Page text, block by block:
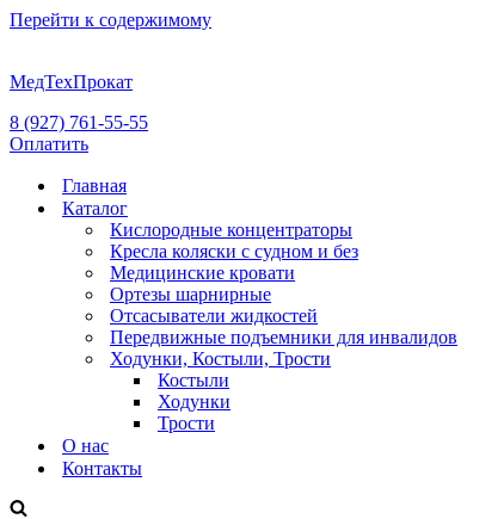
Перейти к содержимому
МедТехПрокат
8 (927) 761-55-55
Оплатить
Главная
Каталог
Кислородные концентраторы
Кресла коляски с судном и без
Медицинские кровати
Ортезы шарнирные
Отсасыватели жидкостей
Передвижные подъемники для инвалидов
Ходунки, Костыли, Трости
Костыли
Ходунки
Трости
О нас
Контакты